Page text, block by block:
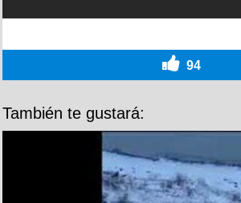
94
También te gustará: